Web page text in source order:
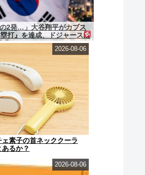
2発…」大谷翔平がカブス
打』を達成、ドジャースは
北
素子の首ネッククーラ
るか？
2026-08-06
2026-08-06